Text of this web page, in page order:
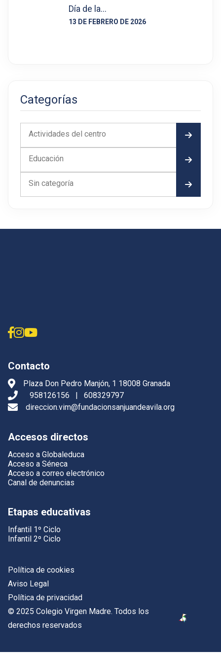
Día de la…
13 DE FEBRERO DE 2026
Categorías
Actividades del centro
Educación
Sin categoría
Contacto
Plaza Don Pedro Manjón, 1 18008 Granada
958126156
|
608329797
direccion.vim@fundacionsanjuandeavila.org
Accesos directos
Acceso a Globaleduca
Acceso a Séneca
Acceso a correo electrónico
Canal de denuncias
Etapas educativas
Infantil 1º Ciclo
Infantil 2º Ciclo
Política de cookies
Aviso Legal
Política de privacidad
© 2025 Colegio Virgen Madre. Todos los
derechos reservados